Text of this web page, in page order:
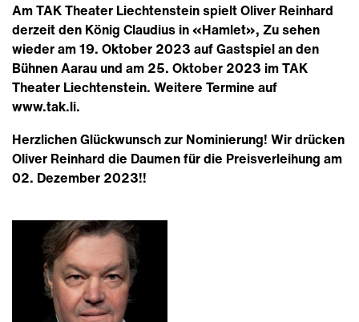
Am TAK Theater Liechtenstein spielt Oliver Reinhard
derzeit den König Claudius in «Hamlet», Zu sehen
wieder am 19. Oktober 2023 auf Gastspiel an den
Bühnen Aarau und am 25. Oktober 2023 im TAK
Theater Liechtenstein. Weitere Termine auf
www.tak.li.
Herzlichen Glückwunsch zur Nominierung! Wir drücken
Oliver Reinhard die Daumen für die Preisverleihung am
02. Dezember 2023!!